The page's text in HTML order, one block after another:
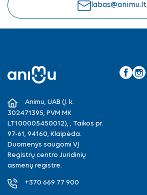
labas@animu.lt
Animu, UAB (Į. k.
302471395, PVM MK
LT100005450012), , Taikos pr.
97-61, 94160, Klaipėda.
Duomenys saugomi VĮ
Registrų centro Juridinių
asmenų registre.
+370 669 77 900